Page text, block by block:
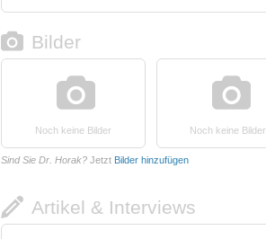
Bilder
Noch keine Bilder Noch keine Bilder
Sind Sie Dr. Horak? Jetzt Bilder hinzufügen
Artikel & Interviews